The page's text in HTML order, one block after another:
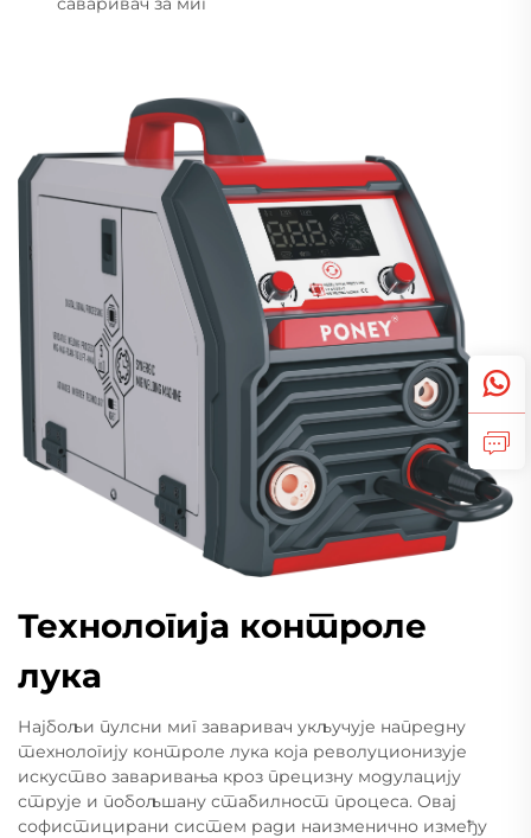
Технологија контроле
лука
Најбољи пулсни миг заваривач укључује напредну
технологију контроле лука која револуционизује
искуство заваривања кроз прецизну модулацију
струје и побољшану стабилност процеса. Овај
софистицирани систем ради наизменично између